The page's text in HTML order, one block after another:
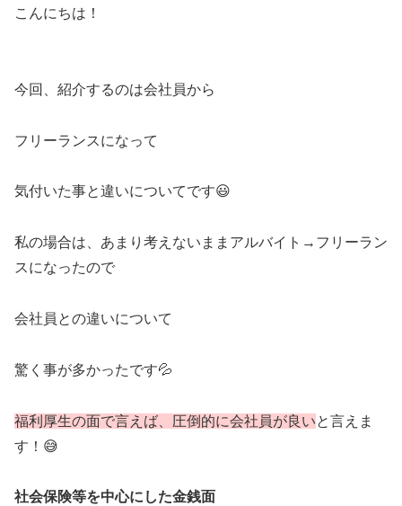
こんにちは！
今回、紹介するのは会社員から
フリーランスになって
気付いた事と違いについてです😃
私の場合は、あまり考えないままアルバイト→フリーラン
スになったので
会社員との違いについて
驚く事が多かったです💦
福利厚生の面で言えば、圧倒的に会社員が良いと言えま
す！😅
社会保険等を中心にした金銭面